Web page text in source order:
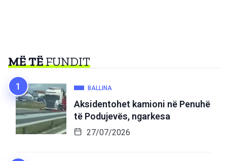
MË TËFUNDIT
BALLINA
Aksidentohet kamioni në Penuhë
të Podujevës, ngarkesa
27/07/2026